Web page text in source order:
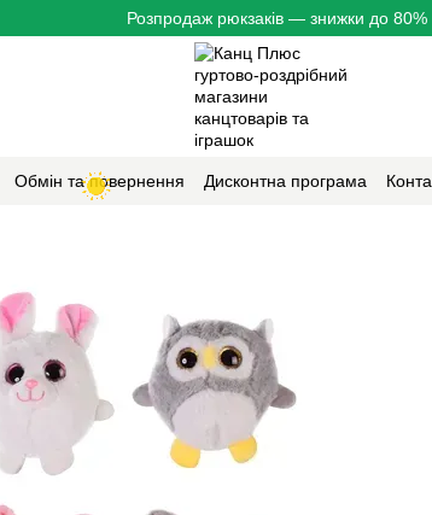
Розпродаж рюкзаків — знижки до 80%
Обмін та повернення Дисконтна програма